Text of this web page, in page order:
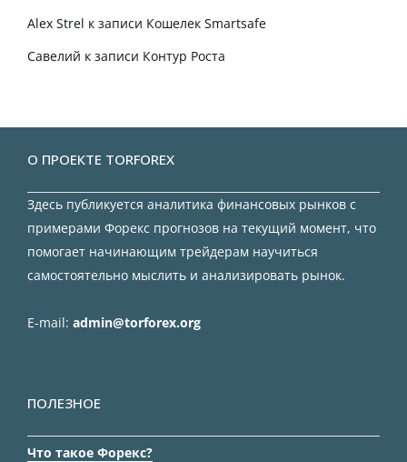
Alex Strel к записи Кошелек Smartsafe
Савелий к записи Контур Роста
О ПРОЕКТЕ TORFOREX
Здесь публикуется аналитика финансовых рынков с
примерами Форекс прогнозов на текущий момент, что
помогает начинающим трейдерам научиться
самостоятельно мыслить и анализировать рынок.
E-mail: admin@torforex.org
ПОЛЕЗНОЕ
Что такое Форекс?